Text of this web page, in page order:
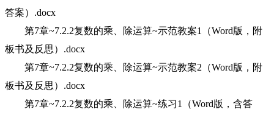
答案）.docx
第7章~7.2.2复数的乘、除运算~示范教案1（Word版，附
板书及反思）.docx
第7章~7.2.2复数的乘、除运算~示范教案2（Word版，附
板书及反思）.docx
第7章~7.2.2复数的乘、除运算~练习1（Word版，含答